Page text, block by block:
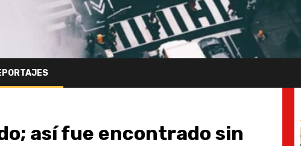
así fue encontrado sin